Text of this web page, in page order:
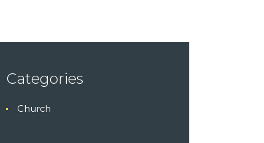
Categories
Church